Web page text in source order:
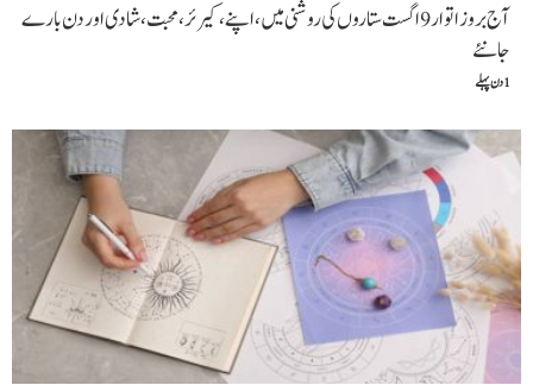
آج بروز اتوار9 اگست ستاروں کی روشنی میں ،اپنے،کیرئر،محبت ،شادی اور دن بارے
جانئے
1 دن پہلے